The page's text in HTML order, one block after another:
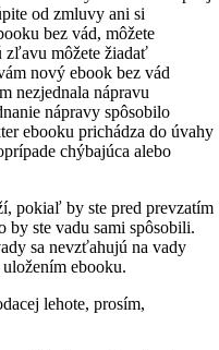
od zmluvy ani si
bez vád, môžete
zľavu môžete žiadať
nový ebook bez vád
nezjednala nápravu
nápravy spôsobilo
ebooku prichádza do úvahy
chýbajúca alebo
pokiaľ by ste pred prevzatím
by ste vadu sami spôsobili.
sa nevzťahujú na vady
ebooku.
lehote, prosím,